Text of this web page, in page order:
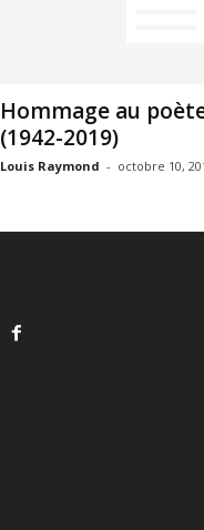
Hommage au
(1942-2019)
Louis Raymond - octobre 10,